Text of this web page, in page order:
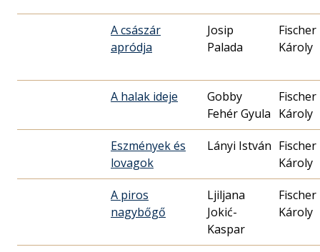
A császár
apródja
Josip
Palada
Fischer
Károly
A halak ideje
Gobby
Fehér Gyula
Fischer
Károly
Eszmények és
lovagok
Lányi István Fischer
Károly
A piros
nagybőgő
Ljiljana
Jokić-
Kaspar
Fischer
Károly